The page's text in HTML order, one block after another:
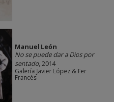
Manuel León
No se puede dar a Dios por
sentado, 2014
Galería Javier López & Fer
Francés